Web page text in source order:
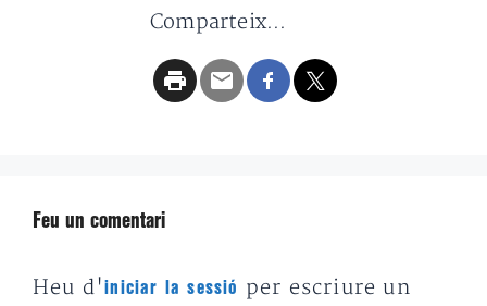
Comparteix...
Feu un comentari
Heu d'iniciar la sessió
per escriure un